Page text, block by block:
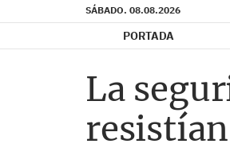
SÁBADO. 08.08.2026
PORTADA
La